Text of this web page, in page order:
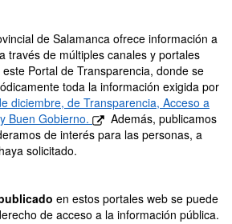
de Salamanca ofrece información a
través de múltiples canales y portales
Portal de Transparencia, donde se
toda la información exigida por
diciembre, de Transparencia, Acceso a
Buen Gobierno.
Además, publicamos
de interés para las personas, a
solicitado.
en estos portales web se puede
de acceso a la información pública.